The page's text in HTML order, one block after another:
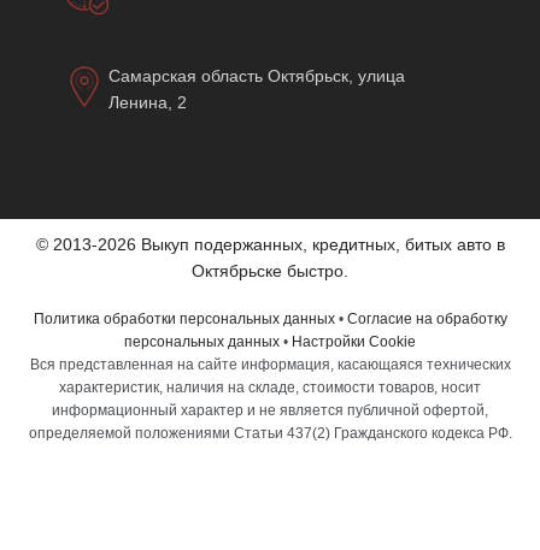
Самарская область Октябрьск, улица
Ленина, 2
© 2013-2026 Выкуп подержанных, кредитных, битых авто в
Октябрьске быстро.
Политика обработки персональных данных• Согласие на обработку
персональных данных • Настройки Cookie
Вся представленная на сайте информация, касающаяся технических
характеристик, наличия на складе, стоимости товаров, носит
информационный характер и не является публичной офертой,
определяемой положениями Статьи 437(2) Гражданского кодекса РФ.